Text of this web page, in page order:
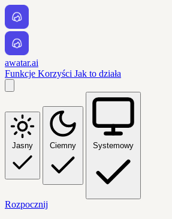
awatar.ai
Funkcje Korzyści Jak to działa
Jasny Ciemny Systemowy
Rozpocznij